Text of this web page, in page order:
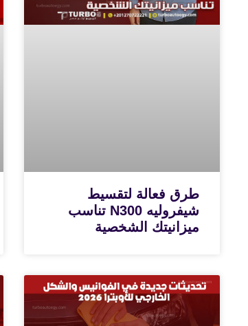
طرق فعالة لتقسيط
شيفروليه N300 تناسب
ميزانيتك الشخصية